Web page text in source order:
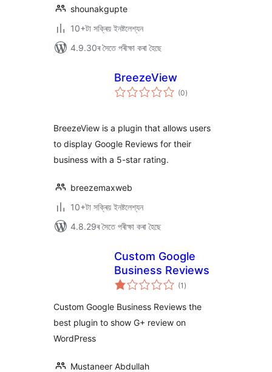
shounakgupte
10+টা সক্ৰিয় ইনষ্টলেশ্যন
4.9.30ৰ সৈতে পৰীক্ষা কৰা হৈছে
BreezeView
(0টা
মুঠ)
BreezeView is a plugin that allows users
to display Google Reviews for their
business with a 5-star rating.
breezemaxweb
10+টা সক্ৰিয় ইনষ্টলেশ্যন
4.8.29ৰ সৈতে পৰীক্ষা কৰা হৈছে
Custom Google
Business Reviews
(1 টা
মুঠ)
Custom Google Business Reviews the
best plugin to show G+ review on
WordPress
Mustaneer Abdullah